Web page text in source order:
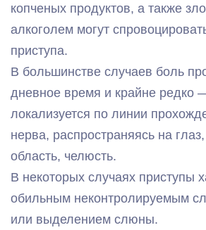
копченых продуктов, а также
алкоголем могут
приступа.
В большинстве случаев боль
дневное время и крайне редко
локализуется по линии
нерва, распространяясь на
область, челюсть.
В некоторых случаях приступы
обильным неконтролируемым
или выделением слюны.